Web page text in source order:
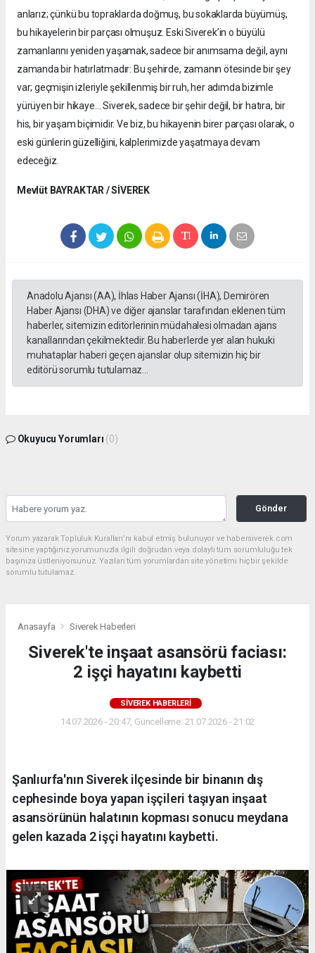
anlarız; çünkü bu topraklarda doğmuş, bu sokaklarda büyümüş,
bu hikayelerin bir parçası olmuşuz. Eski Siverek’in o büyülü
zamanlarını yeniden yaşamak, sadece bir anımsama değil, aynı
zamanda bir hatırlatmadır: Bu şehirde, zamanın ötesinde bir şey
var; geçmişin izleriyle şekillenmiş bir ruh, her adımda bizimle
yürüyen bir hikaye… Siverek, sadece bir şehir değil, bir hatıra, bir
his, bir yaşam biçimidir. Ve biz, bu hikayenin birer parçası olarak, o
eski günlerin güzelliğini, kalplerimizde yaşatmaya devam
edeceğiz.
Mevlüt BAYRAKTAR / SİVEREK
Anadolu Ajansı (AA), İhlas Haber Ajansı (İHA), Demirören
Haber Ajansı (DHA) ve diğer ajanslar tarafından eklenen tüm
haberler, sitemizin editörlerinin müdahalesi olmadan ajans
kanallarından çekilmektedir. Bu haberlerde yer alan hukuki
muhataplar haberi geçen ajanslar olup sitemizin hiç bir
editörü sorumlu tutulamaz...
Okuyucu Yorumları (0)
Gönder
Yorum yazarak Topluluk Kuralları’nı kabul etmiş bulunuyor ve habersiverek.com
sitesine yaptığınız yorumunuzla ilgili doğrudan veya dolaylı tüm sorumluluğu tek
başınıza üstleniyorsunuz. Yazılan tüm yorumlardan site yönetimi hiçbir şekilde
sorumlu tutulamaz.
Anasayfa Siverek Haberleri
Siverek'te inşaat asansörü faciası:
2 işçi hayatını kaybetti
SIVEREK HABERLERI
14.07.2026 - 20:47, Güncelleme: 21.07.2026 - 21:02
Şanlıurfa'nın Siverek ilçesinde bir binanın dış
cephesinde boya yapan işçileri taşıyan inşaat
asansörünün halatının kopması sonucu meydana
gelen kazada 2 işçi hayatını kaybetti.